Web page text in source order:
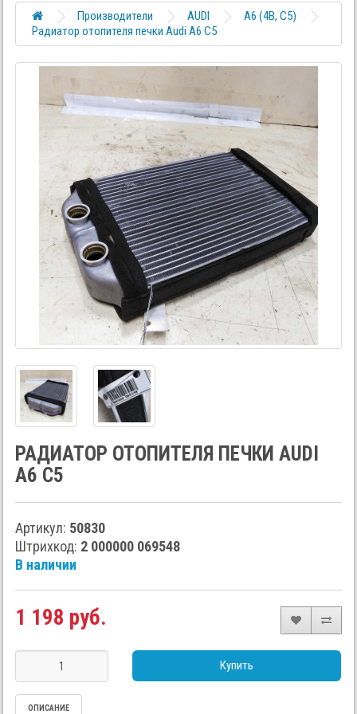
Производители AUDI
A6 (4B, C5)
Радиатор отопителя печки Audi A6 C5
РАДИАТОР ОТОПИТЕЛЯ ПЕЧКИ AUDI
A6 C5
Артикул: 50830
Штрихкод: 2 000000 069548
В наличии
1 198 руб.
Купить
ОПИСАНИЕ